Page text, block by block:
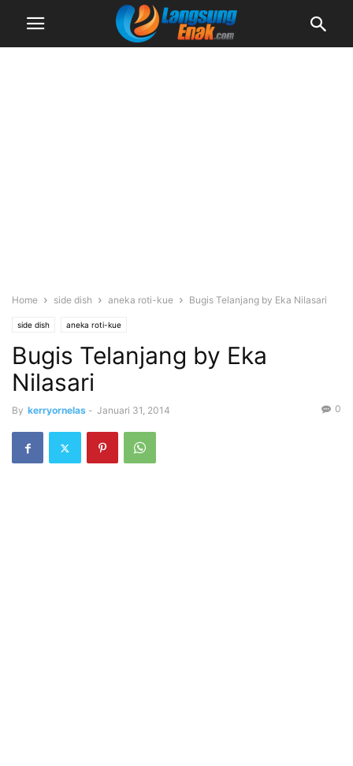
Home side dish aneka roti-kue Bugis Telanjang by Eka Nilasari
side dish aneka roti-kue
Bugis Telanjang by Eka
Nilasari
By kerryornelas - Januari 31, 2014 0